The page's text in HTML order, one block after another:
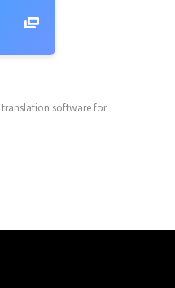
translation software for